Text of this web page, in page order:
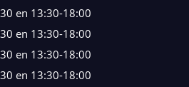
en 13:30-18:00
en 13:30-18:00
en 13:30-18:00
en 13:30-18:00